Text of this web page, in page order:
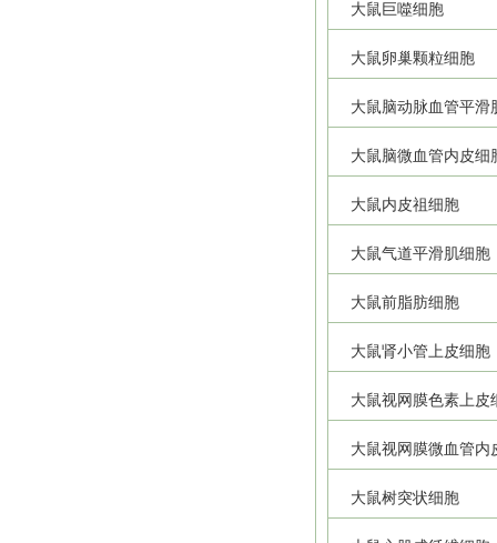
大鼠巨噬细胞
大鼠卵巢颗粒细胞
大鼠脑动脉血管平滑
大鼠脑微血管内皮细
大鼠内皮祖细胞
大鼠气道平滑肌细胞
大鼠前脂肪细胞
大鼠肾小管上皮细胞
大鼠视网膜色素上皮
大鼠视网膜微血管内
大鼠树突状细胞